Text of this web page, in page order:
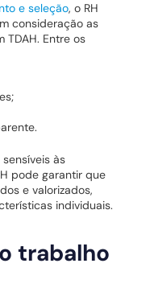
e seleção, o RH
consideração as
TDAH. Entre os
às
pode garantir que
e valorizados,
individuais.
trabalho